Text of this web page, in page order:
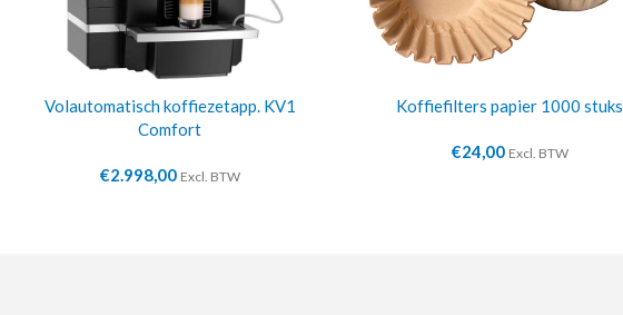
Volautomatisch koffiezetapp. KV1
Comfort
€2.998,00 Excl. BTW
Koffiefilters papier 1000 stuks
€24,00 Excl. BTW